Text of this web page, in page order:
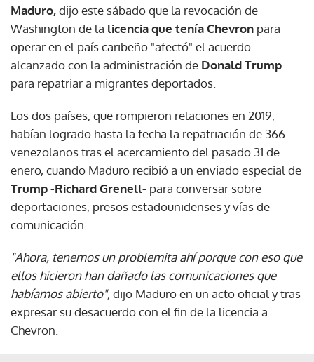
Maduro,dijo este sábado que la revocación de
Washington de la licencia que tenía Chevron para
operar en el país caribeño "afectó" el acuerdo
alcanzado con la administración de Donald Trump
para repatriar a migrantes deportados.
Los dos países, que rompieron relaciones en 2019,
habían logrado hasta la fecha la repatriación de 366
venezolanos tras el acercamiento del pasado 31 de
enero, cuando Maduro recibió a un enviado especial de
Trump -Richard Grenell- para conversar sobre
deportaciones, presos estadounidenses y vías de
comunicación.
"Ahora, tenemos un problemita ahí porque con eso que
ellos hicieron han dañado las comunicaciones que
habíamos abierto",dijo Maduro en un acto oficial y tras
expresar su desacuerdo con el fin de la licencia a
Chevron.